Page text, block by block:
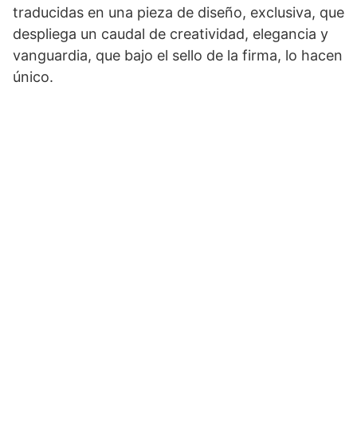
traducidas en una pieza de diseño, exclusiva, que
despliega un caudal de creatividad, elegancia y
vanguardia, que bajo el sello de la firma, lo hacen
único.